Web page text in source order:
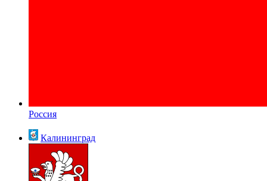
Россия
Калининград